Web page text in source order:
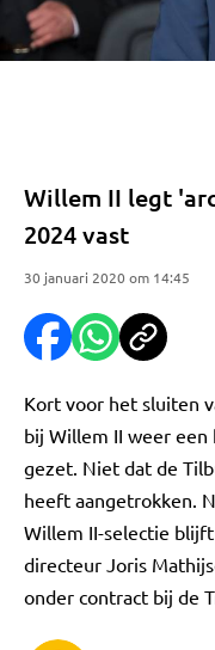
Willem II legt
2024 vast
30 januari 2020 om 14:45
Kort voor het sluiten
bij Willem II weer
gezet. Niet dat de
heeft aangetrokken.
Willem II-selectie
directeur Joris
onder contract bij de